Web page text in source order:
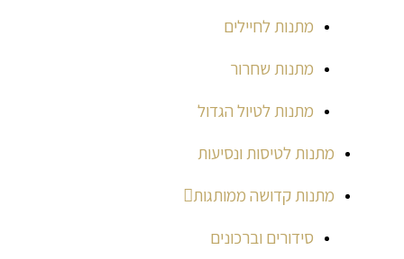
מתנות לחיילים
מתנות שחרור
מתנות לטיול הגדול
מתנות לטיסות ונסיעות
מתנות קדושה ממותגות
סידורים וברכונים